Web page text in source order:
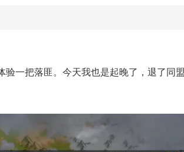
一把落匪。今天我也是起晚了，退了